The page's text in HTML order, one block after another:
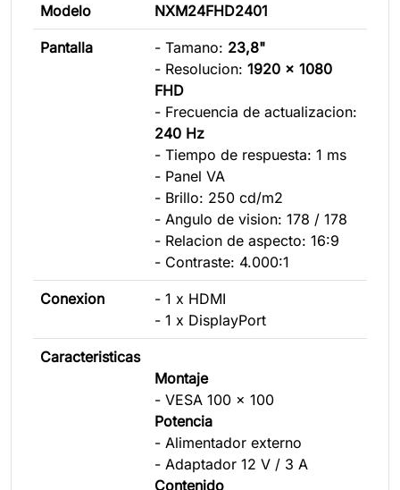
Modelo NXM24FHD2401
Pantalla - Tamano: 23,8"
- Resolucion: 1920 x 1080
FHD
- Frecuencia de actualizacion:
240 Hz
- Tiempo de respuesta: 1 ms
- Panel VA
- Brillo: 250 cd/m2
- Angulo de vision: 178 / 178
- Relacion de aspecto: 16:9
- Contraste: 4.000:1
Conexion
- 1 x HDMI
- 1 x DisplayPort
Caracteristicas
Montaje
- VESA 100 x 100
Potencia
- Alimentador externo
- Adaptador 12 V / 3 A
Contenido